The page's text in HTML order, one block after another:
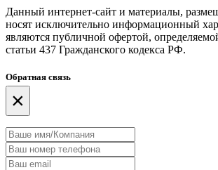
Данный интернет-сайт и материалы,
носят исключительно информационный
являются публичной офертой,
статьи 437 Гражданского кодекса РФ.
Обратная связь
×